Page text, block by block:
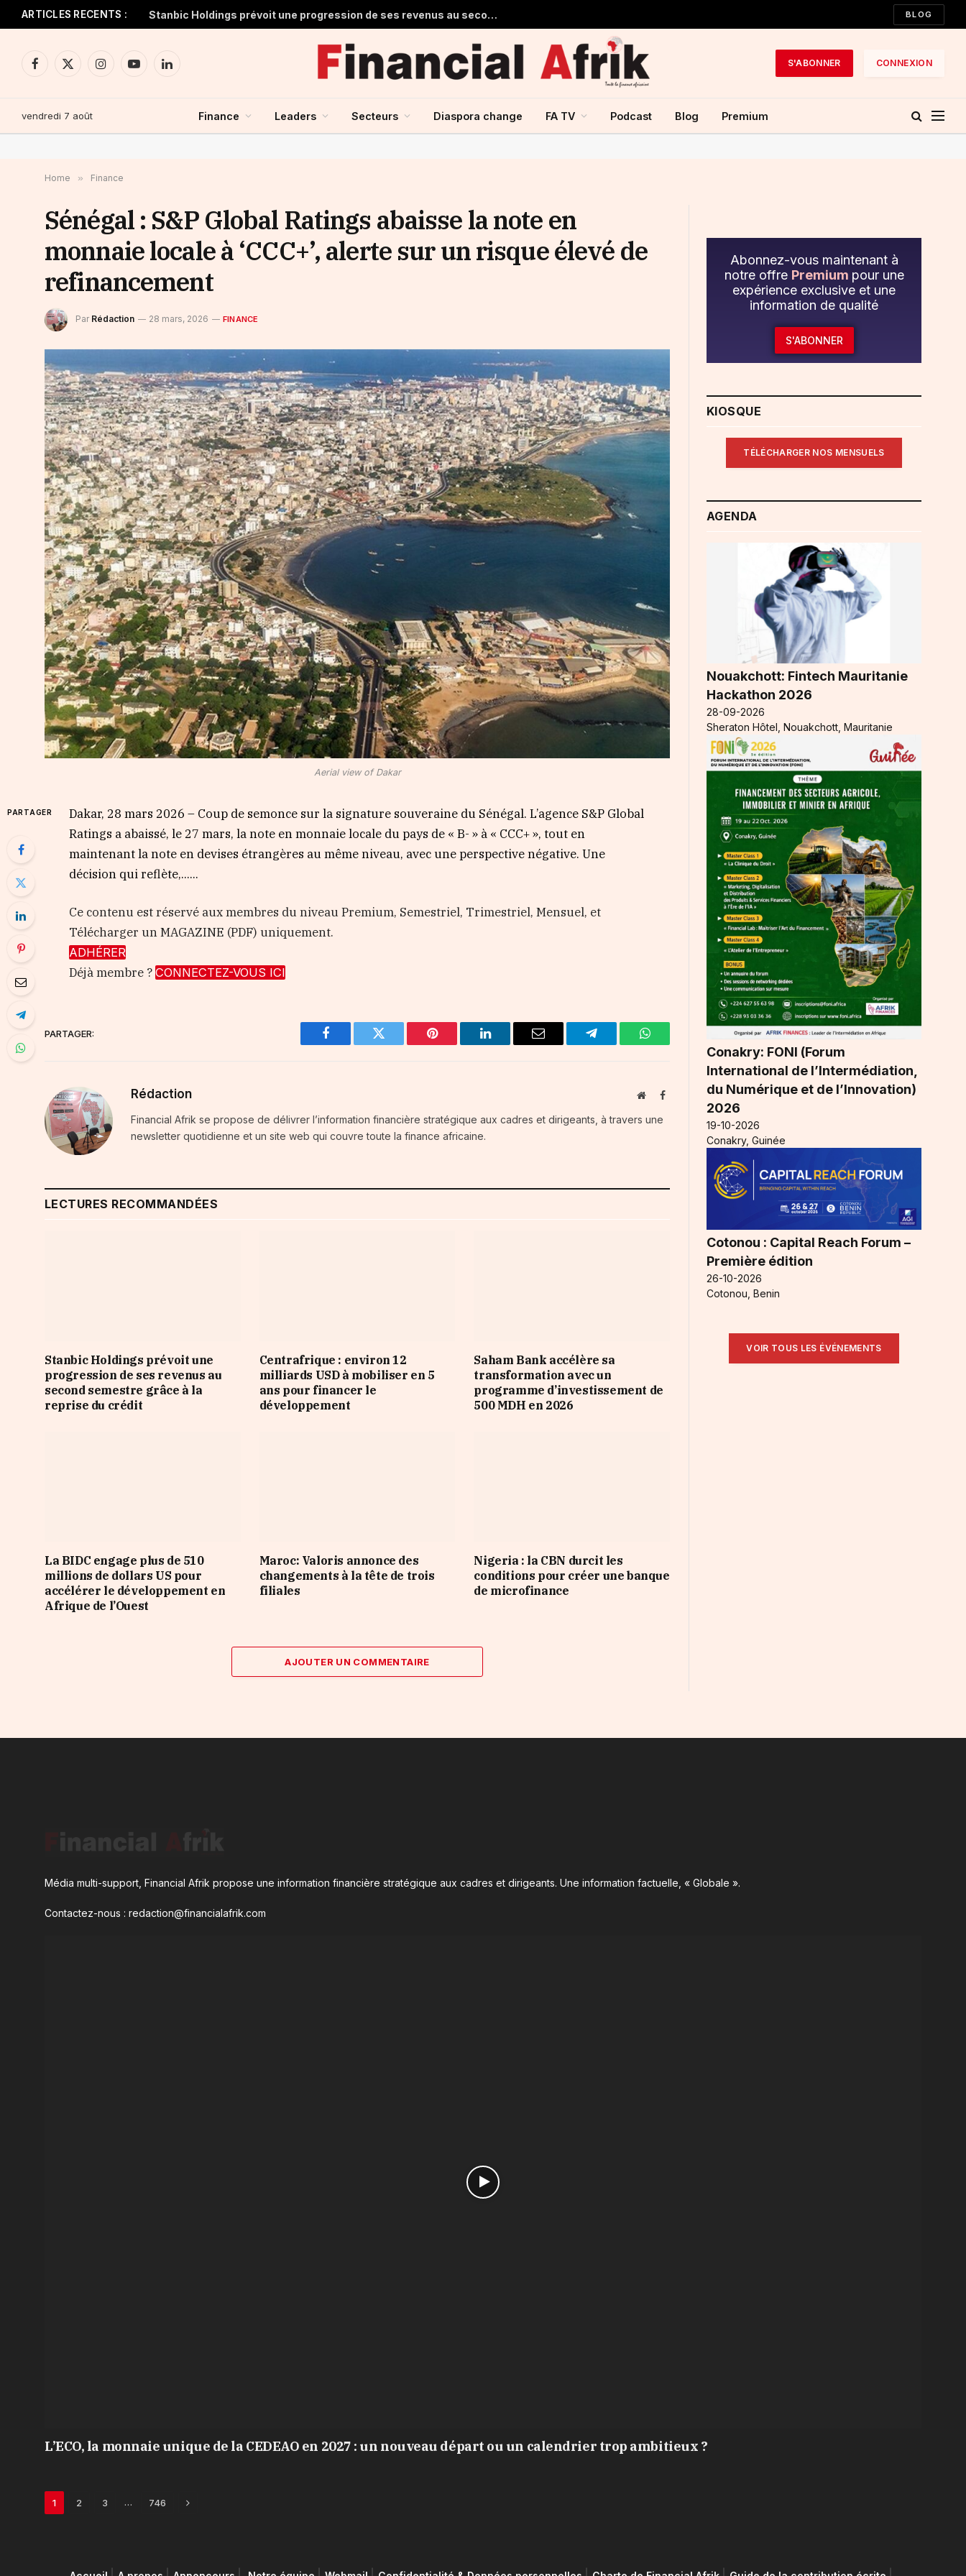
ARTICLES RECENTS : Stanbic Holdings prévoit une progression de ses revenus au second semestre grâce à la reprise du crédit BLOG
Facebook
X
InstagramYouTubeLinkedIn
S'ABONNER CONNEXION
vendredi 7 août Finance Leaders Secteurs Diaspora change FA TV Podcast Blog Premium
Home » Finance
Sénégal : S&P Global Ratings abaisse la note en
monnaie locale à ‘CCC+’, alerte sur un risque élevé de
refinancement
Par Rédaction 28 mars, 2026 FINANCE
Aerial view of Dakar
PARTAGER
Dakar, 28 mars 2026 – Coup de semonce sur la signature souveraine du Sénégal. L’agence S&P Global
Ratings a abaissé, le 27 mars, la note en monnaie locale du pays de « B- » à « CCC+ », tout en
maintenant la note en devises étrangères au même niveau, avec une perspective négative. Une
décision qui reflète,…...
Ce contenu est réservé aux membres du niveau Premium, Semestriel, Trimestriel, Mensuel, et
Télécharger un MAGAZINE (PDF) uniquement.
ADHÉRER
Déjà membre ?CONNECTEZ-VOUS ICI
PARTAGER:
Facebook Twitter Pinterest LinkedIn Email Telegram WhatsApp
Rédaction WebsiteFacebook
Financial Afrik se propose de délivrer l’information financière stratégique aux cadres et dirigeants, à travers une
newsletter quotidienne et un site web qui couvre toute la finance africaine.
LECTURES RECOMMANDÉES
Stanbic Holdings prévoit une
progression de ses revenus au
second semestre grâce à la
reprise du crédit
Centrafrique : environ 12
milliards USD à mobiliser en 5
ans pour financer le
développement
Saham Bank accélère sa
transformation avec un
programme d’investissement de
500 MDH en 2026
La BIDC engage plus de 510
millions de dollars US pour
accélérer le développement en
Afrique de l’Ouest
Maroc: Valoris annonce des
changements à la tête de trois
filiales
Nigeria : la CBN durcit les
conditions pour créer une banque
de microfinance
AJOUTER UN COMMENTAIRE
Abonnez-vous maintenant à
notre offre Premium pour une
expérience exclusive et une
information de qualité
S'ABONNER
KIOSQUE
TÉLÉCHARGER NOS MENSUELS
AGENDA
Nouakchott: Fintech Mauritanie
Hackathon 2026
28-09-2026
Sheraton Hôtel, Nouakchott, Mauritanie
Conakry: FONI (Forum
International de l’Intermédiation,
du Numérique et de l’Innovation)
2026
19-10-2026
Conakry, Guinée
Cotonou : Capital Reach Forum –
Première édition
26-10-2026
Cotonou, Benin
VOIR TOUS LES ÉVÉNEMENTS
Média multi-support, Financial Afrik propose une information financière stratégique aux cadres et dirigeants. Une information factuelle, « Globale ».
Contactez-nous : redaction@financialafrik.com
L’ECO, la monnaie unique de la CEDEAO en 2027 : un nouveau départ ou un calendrier trop ambitieux ?
1 2 3 … 746 Next